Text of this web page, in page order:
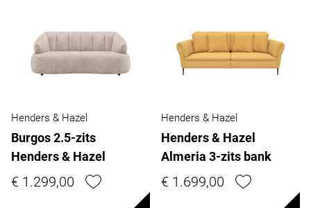
Henders & Hazel
Burgos 2.5-zits
Henders & Hazel
€ 1.299,00
Henders & Hazel
Henders & Hazel
Almeria 3-zits bank
€ 1.699,00